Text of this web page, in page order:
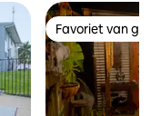
Favoriet van
Favoriet van